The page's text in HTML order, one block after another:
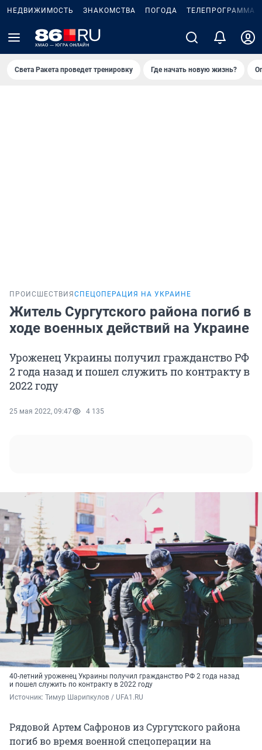
НЕДВИЖИМОСТЬ ЗНАКОМСТВА ПОГОДА ТЕЛЕПРОГРАММА
Света Ракета проведет тренировку Где начать новую жизнь?
ПРОИСШЕСТВИЯ СПЕЦОПЕРАЦИЯ НА УКРАИНЕ
Житель Сургутского района погиб в
ходе военных действий на Украине
Уроженец Украины получил гражданство РФ
2 года назад и пошел служить по контракту в
2022 году
25 мая 2022, 09:47 4 135
40-летний уроженец Украины получил гражданство РФ 2 года назад
и пошел служить по контракту в 2022 году
Источник: Тимур Шарипкулов / UFA1.RU
Рядовой Артем Сафронов из Сургутского района
погиб во время военной спецоперации на